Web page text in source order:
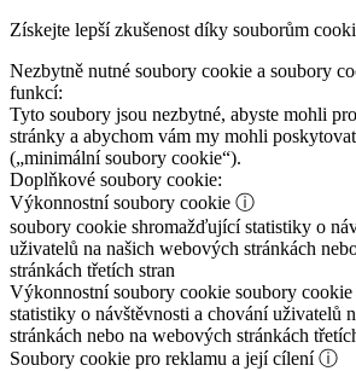
Získejte lepší zkušenost díky souborům
Nezbytně nutné soubory cookie a soubory
funkcí:
Tyto soubory jsou nezbytné, abyste mohli
stránky a abychom vám my mohli
(„minimální soubory cookie“).
Doplňkové soubory cookie:
Výkonnostní soubory cookie ⓘ
soubory cookie shromažďující statistiky o
uživatelů na našich webových stránkách
stránkách třetích stran
Výkonnostní soubory cookie soubory
statistiky o návštěvnosti a chování uživatelů
stránkách nebo na webových stránkách
Soubory cookie pro reklamu a její cílení ⓘ